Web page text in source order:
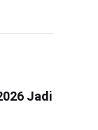
Jadi